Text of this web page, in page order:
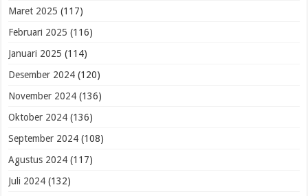
Maret 2025 (117)
Februari 2025 (116)
Januari 2025 (114)
Desember 2024 (120)
November 2024 (136)
Oktober 2024 (136)
September 2024 (108)
Agustus 2024 (117)
Juli 2024 (132)